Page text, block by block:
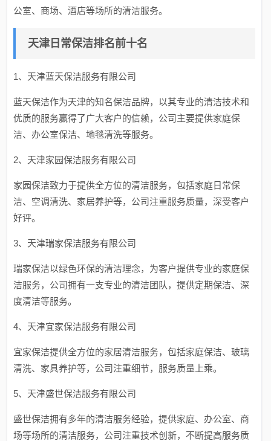
公室、商场、酒店等场所的清洁服务。
天津日常保洁排名前十名
1、天津蓝天保洁服务有限公司
蓝天保洁作为天津的知名保洁品牌，以其专业的清洁技术和
优质的服务赢得了广大客户的信赖，公司主要提供家庭保
洁、办公室保洁、地毯清洗等服务。
2、天津家园保洁服务有限公司
家园保洁致力于提供全方位的清洁服务，包括家庭日常保
洁、空调清洗、家居养护等，公司注重服务质量，深受客户
好评。
3、天津瑞家保洁服务有限公司
瑞家保洁以绿色环保的清洁理念，为客户提供专业的家庭保
洁服务，公司拥有一支专业的清洁团队，提供定期保洁、深
度清洁等服务。
4、天津宜家保洁服务有限公司
宜家保洁提供全方位的家居清洁服务，包括家庭保洁、玻璃
清洗、家具养护等，公司注重细节，服务质量上乘。
5、天津盛世保洁服务有限公司
盛世保洁拥有多年的清洁服务经验，提供家庭、办公室、商
场等场所的清洁服务，公司注重技术创新，不断提高服务质